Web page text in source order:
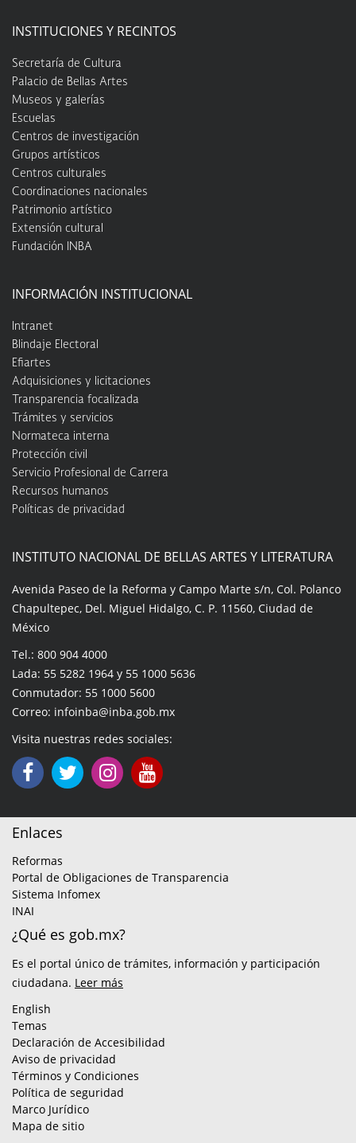
INSTITUCIONES Y RECINTOS
Secretaría de Cultura
Palacio de Bellas Artes
Museos y galerías
Escuelas
Centros de investigación
Grupos artísticos
Centros culturales
Coordinaciones nacionales
Patrimonio artístico
Extensión cultural
Fundación INBA
INFORMACIÓN INSTITUCIONAL
Intranet
Blindaje Electoral
Efiartes
Adquisiciones y licitaciones
Transparencia focalizada
Trámites y servicios
Normateca interna
Protección civil
Servicio Profesional de Carrera
Recursos humanos
Políticas de privacidad
INSTITUTO NACIONAL DE BELLAS ARTES Y LITERATURA
Avenida Paseo de la Reforma y Campo Marte s/n, Col. Polanco
Chapultepec, Del. Miguel Hidalgo, C. P. 11560, Ciudad de
México
Tel.: 800 904 4000
Lada: 55 5282 1964 y 55 1000 5636
Conmutador: 55 1000 5600
Correo: infoinba@inba.gob.mx
Visita nuestras redes sociales:
Enlaces
Reformas
Portal de Obligaciones de Transparencia
Sistema Infomex
INAI
¿Qué es gob.mx?
Es el portal único de trámites, información y participación
ciudadana. Leer más
English
Temas
Declaración de Accesibilidad
Aviso de privacidad
Términos y Condiciones
Política de seguridad
Marco Jurídico
Mapa de sitio